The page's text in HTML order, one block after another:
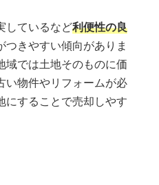
しているなど利便性の良
つきやすい傾向がありま
域では土地そのものに価
い物件やリフォームが必
にすることで売却しやす